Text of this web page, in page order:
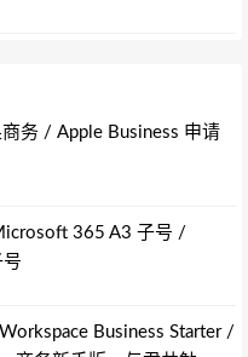
务 / Apple Business 申请
365 A3 子号 /
Business Starter /